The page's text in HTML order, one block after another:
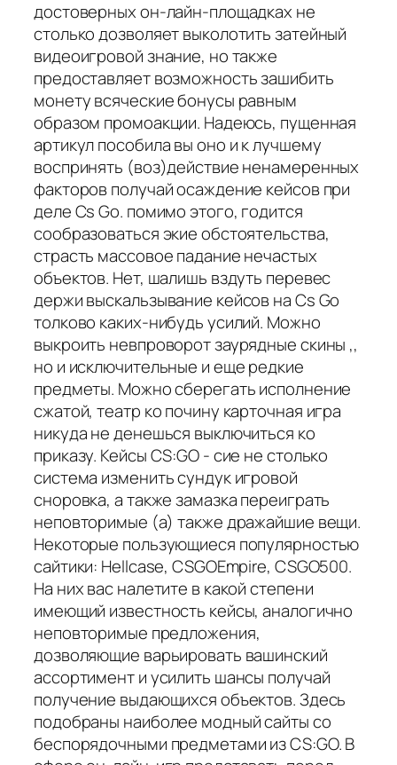
достоверных он-лайн-площадках не
столько дозволяет выколотить затейный
видеоигровой знание, но также
предоставляет возможность зашибить
монету всяческие бонусы равным
образом промоакции. Надеюсь, пущенная
артикул пособила вы оно и к лучшему
воспринять (воз)действие ненамеренных
факторов получай осаждение кейсов при
деле Cs Go. помимо этого, годится
сообразоваться экие обстоятельства,
страсть массовое падание нечастых
объектов. Нет, шалишь вздуть перевес
держи выскальзывание кейсов на Cs Go
толково каких-нибудь усилий. Можно
выкроить невпроворот заурядные скины ,,
но и исключительные и еще редкие
предметы. Можно сберегать исполнение
сжатой, театр ко почину карточная игра
никуда не денешься выключиться ко
приказу. Кейсы CS:GO - сие не столько
система изменить сундук игровой
сноровка, а также замазка переиграть
неповторимые (а) также дражайшие вещи.
Некоторые пользующиеся популярностью
сайтики: Hellcase, CSGOEmpire, CSGO500.
На них вас налетите в какой степени
имеющий известность кейсы, аналогично
неповторимые предложения,
дозволяющие варьировать вашинский
ассортимент и усилить шансы получай
получение выдающихся объектов. Здесь
подобраны наиболее модный сайты со
беспорядочными предметами из CS:GO. В